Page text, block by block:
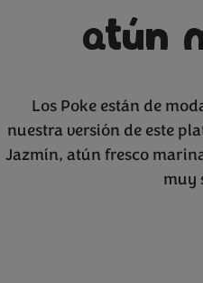
atún
Los Poke están de
nuestra versión de este
Jazmín, atún fresco
muy